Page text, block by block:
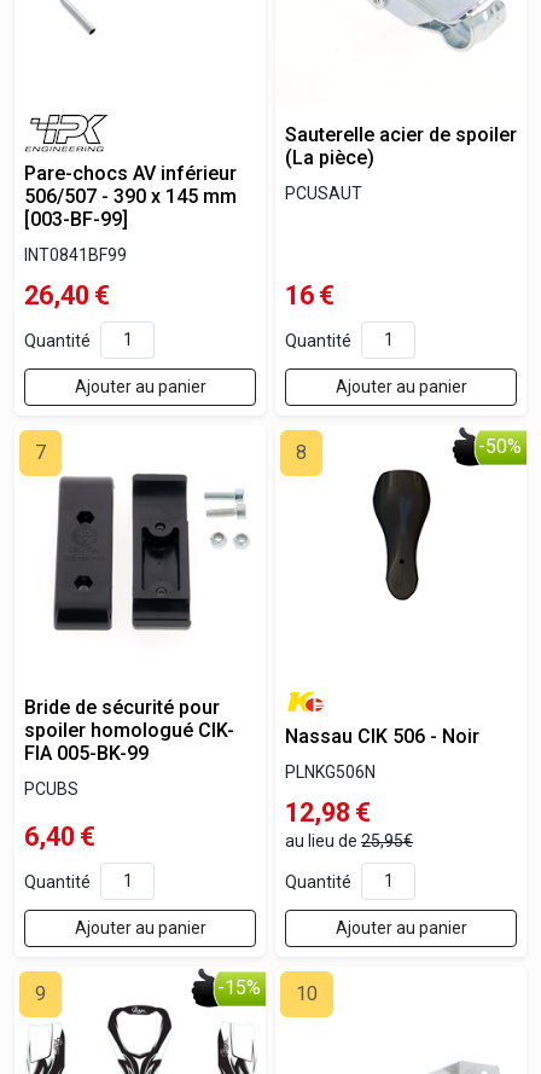
Pare-chocs AV inférieur
506/507 - 390 x 145 mm
[003-BF-99]
INT0841BF99
26,40 €
Quantité
Ajouter au panier
Sauterelle acier de spoiler
(La pièce)
PCUSAUT
16 €
Quantité
Ajouter au panier
7
Bride de sécurité pour
spoiler homologué CIK-
FIA 005-BK-99
PCUBS
6,40 €
Quantité
Ajouter au panier
-50%
8
Nassau CIK 506 - Noir
PLNKG506N
12,98 €
au lieu de 25,95€
Quantité
Ajouter au panier
-15%
9 10